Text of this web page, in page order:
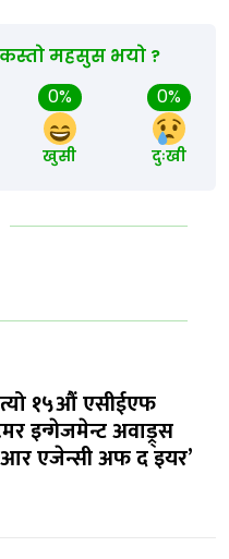
महसुस भयो ?
0%
खुसी
0%
दुःखी
१५औं एसीईएफ
इन्गेजमेन्ट अवाड्र्स
एजेन्सी अफ द इयर’